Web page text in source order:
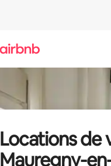
Locations de
Mauregny-